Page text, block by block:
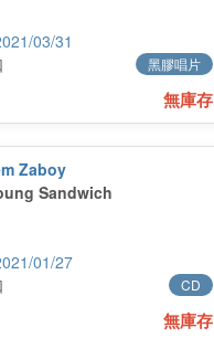
03/31
黑膠唱片
無庫存
Zaboy
Sandwich
01/27
CD
無庫存